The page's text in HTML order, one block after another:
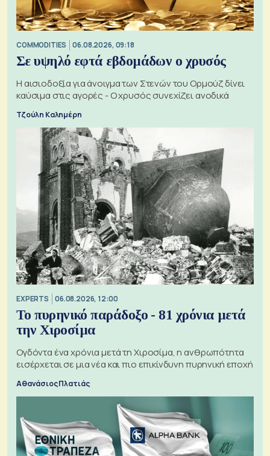
COMMODITIES 06.08.2026, 09:18
Σε υψηλό εφτά εβδομάδων ο χρυσός
Η αισιοδοξία για άνοιγμα των Στενών του Ορμούζ δίνει
καύσιμα στις αγορές - Ο χρυσός συνεχίζει ανοδικά
Τζούλη Καλημέρη
EXPERTS 06.08.2026, 12:00
Το πυρηνικό παράδοξο - 81 χρόνια μετά
την Χιροσίμα
Ογδόντα ένα χρόνια μετά τη Χιροσίμα, η ανθρωπότητα
εισέρχεται σε μια νέα και πιο επικίνδυνη πυρηνική εποχή
Αθανάσιος Πλατιάς